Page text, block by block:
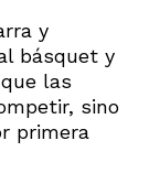
y
básquet y
las
sino
primera